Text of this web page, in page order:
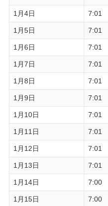
1月4日 7:01
1月5日 7:01
1月6日 7:01
1月7日 7:01
1月8日 7:01
1月9日 7:01
1月10日 7:01
1月11日 7:01
1月12日 7:01
1月13日 7:01
1月14日 7:00
1月15日 7:00